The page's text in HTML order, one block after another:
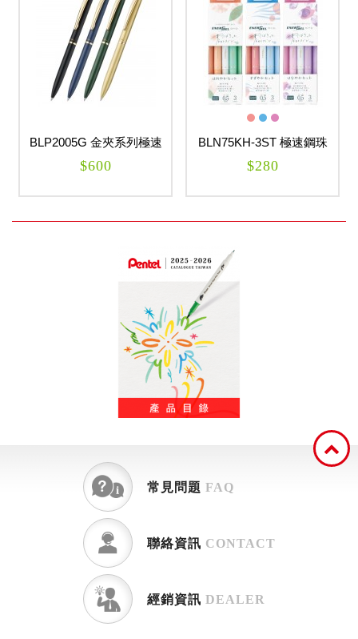
BLP2005G 金夾系列極速
耐水鋼珠筆0.5mm
$600
BLN75KH-3ST 極速鋼珠
筆2026限定三色組0.5mm
$280
常見問題 FAQ
聯絡資訊 CONTACT
經銷資訊 DEALER